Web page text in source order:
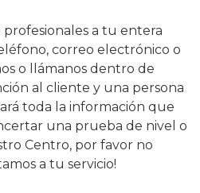
a tu entera
correo electrónico o
o llámanos dentro de
al cliente y una persona
toda la información que
una prueba de nivel o
Centro, por favor no
a tu servicio!